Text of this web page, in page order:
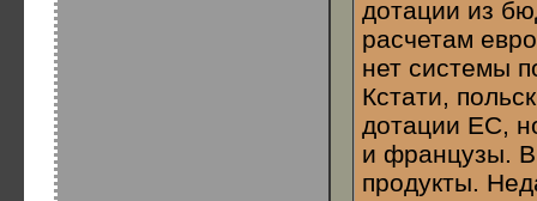
дотации из
расчетам
нет системы
Кстати,
дотации ЕС,
и французы.
продукты.